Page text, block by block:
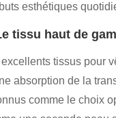
esthétiques
tissu haut de
excellents tissus pour
absorption de la
comme le choix